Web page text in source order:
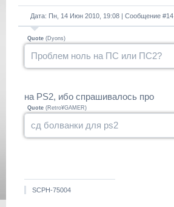
Дата: Пн, 14 Июн 2010, 19:08 | Сообщение #14
Quote (Dyons)
Проблем ноль на ПС или ПС2?
на PS2, ибо спрашивалось про
Quote (Retro¥GAMER)
сд болванки для ps2
SCPH-75004